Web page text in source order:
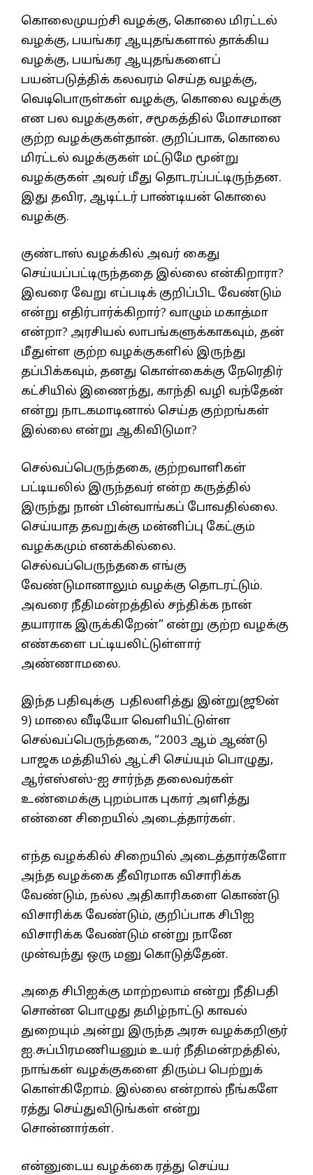
கொலைமுயற்சி வழக்கு, கொலை மிரட்டல்
வழக்கு, பயங்கர ஆயுதங்களால் தாக்கிய
வழக்கு, பயங்கர ஆயுதங்களைப்
பயன்படுத்திக் கலவரம் செய்த வழக்கு,
வெடிபொருள்கள் வழக்கு, கொலை வழக்கு
என பல வழக்குகள், சமூகத்தில் மோசமான
குற்ற வழக்குகள்தான். குறிப்பாக, கொலை
மிரட்டல் வழக்குகள் மட்டுமே மூன்று
வழக்குகள் அவர் மீது தொடரப்பட்டிருந்தன.
இது தவிர, ஆடிட்டர் பாண்டியன் கொலை
வழக்கு.
குண்டாஸ் வழக்கில் அவர் கைது
செய்யப்பட்டிருந்ததை இல்லை என்கிறாரா?
இவரை வேறு எப்படிக் குறிப்பிட வேண்டும்
என்று எதிர்பார்க்கிறார்? வாழும் மகாத்மா
என்றா? அரசியல் லாபங்களுக்காகவும், தன்
மீதுள்ள குற்ற வழக்குகளில் இருந்து
தப்பிக்கவும், தனது கொள்கைக்கு நேரெதிர்
கட்சியில் இணைந்து, காந்தி வழி வந்தேன்
என்று நாடகமாடினால் செய்த குற்றங்கள்
இல்லை என்று ஆகிவிடுமா?
செல்வப்பெருந்தகை, குற்றவாளிகள்
பட்டியலில் இருந்தவர் என்ற கருத்தில்
இருந்து நான் பின்வாங்கப் போவதில்லை.
செய்யாத தவறுக்கு மன்னிப்பு கேட்கும்
வழக்கமும் எனக்கில்லை.
செல்வப்பெருந்தகை எங்கு
வேண்டுமானாலும் வழக்கு தொடரட்டும்.
அவரை நீதிமன்றத்தில் சந்திக்க நான்
தயாராக இருக்கிறேன்” என்று குற்ற வழக்கு
எண்களை பட்டியலிட்டுள்ளார்
அண்ணாமலை.
இந்த பதிவுக்கு பதிலளித்து இன்று(ஜூன்
9) மாலை வீடியோ வெளியிட்டுள்ள
செல்வப்பெருந்தகை, “2003 ஆம் ஆண்டு
பாஜக மத்தியில் ஆட்சி செய்யும் பொழுது,
ஆர்எஸ்எஸ்-ஐ சார்ந்த தலைவர்கள்
உண்மைக்கு புறம்பாக புகார் அளித்து
என்னை சிறையில் அடைத்தார்கள்.
எந்த வழக்கில் சிறையில் அடைத்தார்களோ
அந்த வழக்கை தீவிரமாக விசாரிக்க
வேண்டும், நல்ல அதிகாரிகளை கொண்டு
விசாரிக்க வேண்டும், குறிப்பாக சிபிஐ
விசாரிக்க வேண்டும் என்று நானே
முன்வந்து ஒரு மனு கொடுத்தேன்.
அதை சிபிஐக்கு மாற்றலாம் என்று நீதிபதி
சொன்ன பொழுது தமிழ்நாட்டு காவல்
துறையும் அன்று இருந்த அரசு வழக்கறிஞர்
ஐ.சுப்பிரமணியனும் உயர் நீதிமன்றத்தில்,
நாங்கள் வழக்குகளை திரும்ப பெற்றுக்
கொள்கிறோம். இல்லை என்றால் நீங்களே
ரத்து செய்துவிடுங்கள் என்று
சொன்னார்கள்.
என்னுடைய வழக்கை ரத்து செய்ய